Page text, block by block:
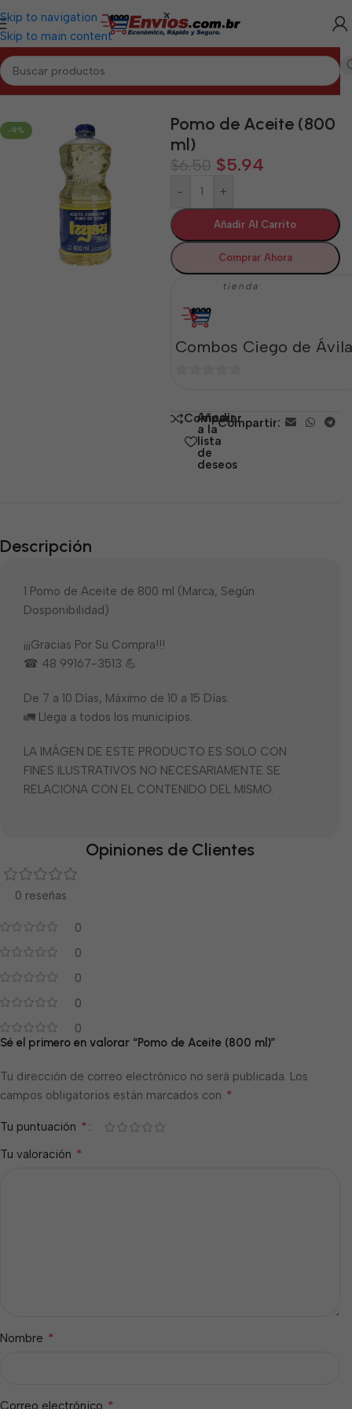
Skip to navigation
Skip to main content
Inicio/CIEGO DE ÁVILA/Alimentos Varios Ciego de Ávila
-9%
Pomo de Aceite (800
ml)
$6.50 $5.94
- +
Añadir Al Carrito
Comprar Ahora
tienda
Combos Ciego de Ávila
5 Comparar
Añadir
a la
lista
de
deseos
Compartir:
Descripción
1 Pomo de Aceite de 800 ml (Marca, Según
Dosponibilidad)
¡¡¡Gracias Por Su Compra!!!
☎ 48 99167-3513 💪
De 7 a 10 Días, Máximo de 10 a 15 Días.
🚛 Llega a todos los municipios.
LA IMÁGEN DE ESTE PRODUCTO ES SOLO CON
FINES ILUSTRATIVOS NO NECESARIAMENTE SE
RELACIONA CON EL CONTENIDO DEL MISMO.
Opiniones de Clientes
0 reseñas
0
0
0
0
0
Sé el primero en valorar “Pomo de Aceite (800 ml)”
Tu dirección de correo electrónico no será publicada. Los
campos obligatorios están marcados con *
Tu puntuación *
Tu valoración *
Nombre *
Correo electrónico *